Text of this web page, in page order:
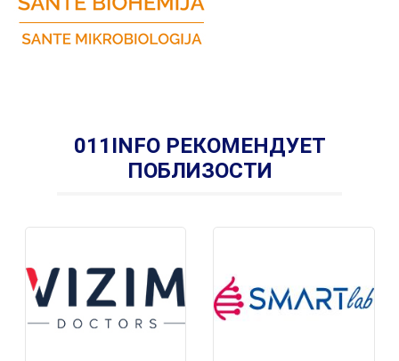
011INFO РЕКОМЕНДУЕТ
ПОБЛИЗОСТИ